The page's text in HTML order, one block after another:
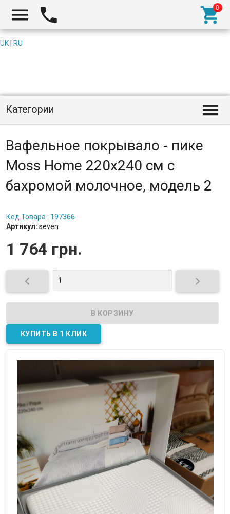
  
UK RU
Категории 
Вафельное покрывало - пике
Moss Home 220x240 см с
бахромой молочное, модель 2
Код Товара : 197366
Артикул: seven
1 764 грн.
 